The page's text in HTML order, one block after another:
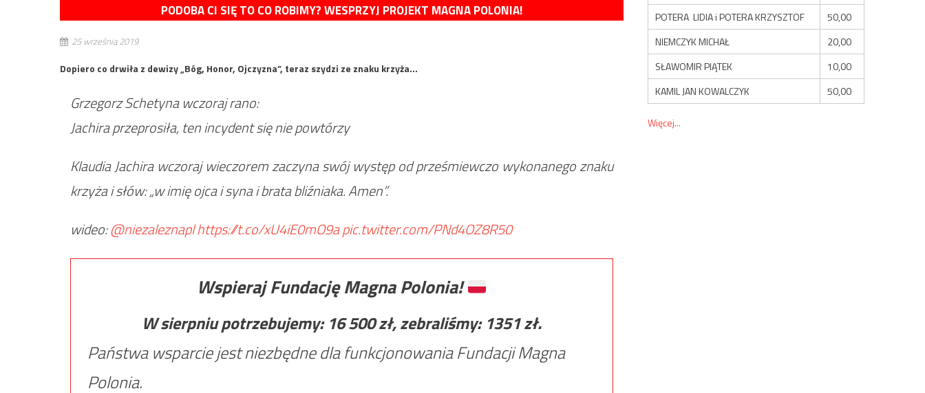
PODOBA CI SIĘ TO CO ROBIMY? WESPRZYJ PROJEKT MAGNA POLONIA!
25 września 2019
Dopiero co drwiła z dewizy „Bóg, Honor, Ojczyzna”, teraz szydzi ze znaku krzyża…
Grzegorz Schetyna wczoraj rano:
Jachira przeprosiła, ten incydent się nie powtórzy
Klaudia Jachira wczoraj wieczorem zaczyna swój występ od prześmiewczo wykonanego znaku
krzyża i słów: „w imię ojca i syna i brata bliźniaka. Amen”.
wideo:@niezaleznaplhttps://t.co/xU4iE0mO9apic.twitter.com/PNd4OZ8R50
Wspieraj Fundację Magna Polonia!
W sierpniu potrzebujemy: 16 500zł, zebraliśmy: 1351zł.
Państwa wsparcie jest niezbędne dla funkcjonowania Fundacji Magna
Polonia.
POTERA LIDIA i POTERA KRZYSZTOF
50,00
NIEMCZYK MICHAŁ
20,00
SŁAWOMIR PIĄTEK
10,00
KAMIL JAN KOWALCZYK
50,00
Więcej...